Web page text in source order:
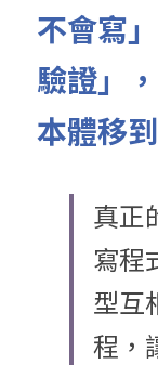
不會寫
驗證」
本體移
真正
寫程
型互
程，